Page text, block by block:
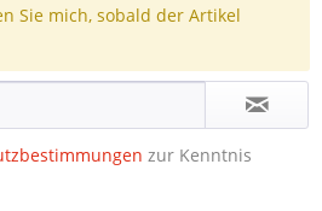
Sie mich, sobald der Artikel
zur Kenntnis